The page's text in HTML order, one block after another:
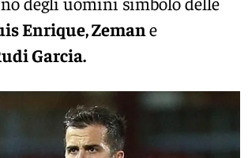
Enrique, Zemane
Garcia.